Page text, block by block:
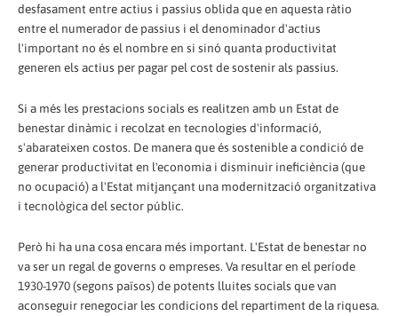
desfasament entre actius i passius oblida que en aquesta ràtio
entre el numerador de passius i el denominador d'actius
l'important no és el nombre en si sinó quanta productivitat
generen els actius per pagar pel cost de sostenir als passius.
Si a més les prestacions socials es realitzen amb un Estat de
benestar dinàmic i recolzat en tecnologies d'informació,
s'abarateixen costos. De manera que és sostenible a condició de
generar productivitat en l'economia i disminuir ineficiència (que
no ocupació) a l'Estat mitjançant una modernització organitzativa
i tecnològica del sector públic.
Però hi ha una cosa encara més important. L'Estat de benestar no
va ser un regal de governs o empreses. Va resultar en el període
1930-1970 (segons països) de potents lluites socials que van
aconseguir renegociar les condicions del repartiment de la riquesa.